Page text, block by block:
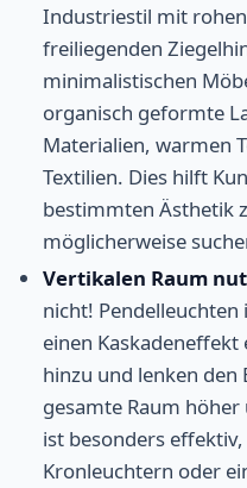
Industriestil mit
freiliegenden
minimalistischen
organisch geformte
Materialien, warmen
Textilien. Dies hilft
bestimmten Ästhetik
möglicherweise
Vertikalen Raum
nicht!
einen
hinzu und lenken
gesamte Raum
ist besonders
Kronleuchtern oder